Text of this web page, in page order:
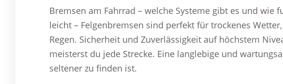
Bremsen am Fahrrad – welche Systeme gibt es und wie
leicht – Felgenbremsen sind perfekt für trockenes
Regen. Sicherheit und Zuverlässigkeit auf höchstem
meisterst du jede Strecke. Eine langlebige und
seltener zu finden ist.